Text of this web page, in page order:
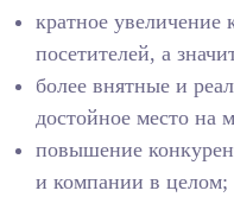
кратное увеличение
посетителей, а
более внятные и
достойное место на
повышение
и компании в целом;